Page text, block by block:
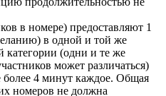
в номере) предоставляют 1
в одной и той же
категории (одни и те же
может различаться)
4 минут каждое. Общая
номеров не должна